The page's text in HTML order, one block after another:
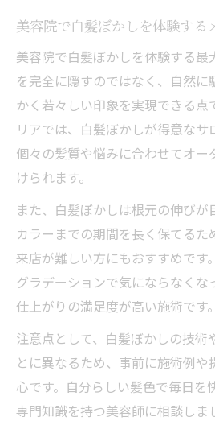
美容院で白髪ぼかしを体験する
美容院で白髪ぼかしを体験する最
を完全に隠すのではなく、自然に
かく若々しい印象を実現できる点
リアでは、白髪ぼかしが得意なサ
個々の髪質や悩みに合わせてオー
けられます。
また、白髪ぼかしは根元の伸び
カラーまでの期間を長く保てるた
来店が難しい方にもおすすめです
グラデーションで気にならなくな
仕上がりの満足度が高い施術です。
注意点として、白髪ぼかしの技術
とに異なるため、事前に施術例
心です。自分らしい髪色で毎日を
専門知識を持つ美容師に相談しま